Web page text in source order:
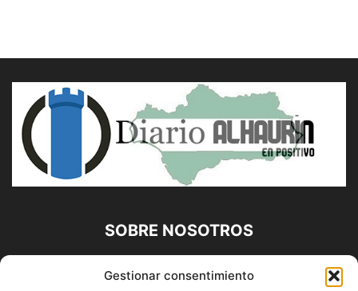
Gestionar consentimiento
SOBRE NOSOTROS
Diario Alhaurín (www.alhaurindelatorre.com) Propiedad de
Francisco E. López López | 639 95 71 95 | Noticias de